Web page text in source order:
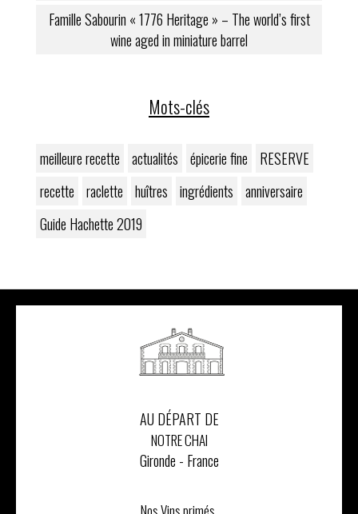
Famille Sabourin « 1776 Heritage » – The world’s first
wine aged in miniature barrel
Mots-clés
meilleure recette actualités épicerie fine
RESERVE
recette
raclette huîtres ingrédients
anniversaire
Guide Hachette 2019
AU DÉPART DE
NOTRE CHAI
Gironde - France